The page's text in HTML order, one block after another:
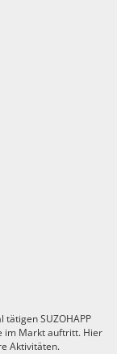
SUZOHAPP
im Markt auftritt. Hier
Aktivitäten.